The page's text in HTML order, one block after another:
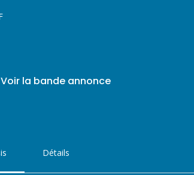
Voir la bande annonce
Détails